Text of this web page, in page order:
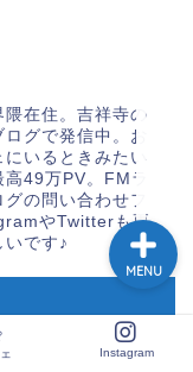
在住。吉祥寺の
グで発信中。お
いるときみたい
49万PV。FMラ
の問い合わせフ
やTwitterも更
です♪
Instagram
MENU